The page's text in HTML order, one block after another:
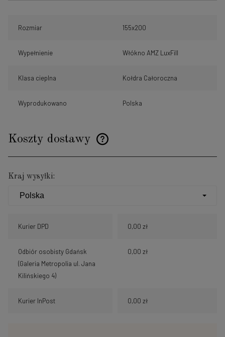
Rozmiar 155x200
Wypełnienie Włókno AMZ LuxFill
Klasa cieplna Kołdra Całoroczna
Wyprodukowano Polska
Koszty dostawy
Cena nie zawiera ewentualnych kosztów płatności
Kraj wysyłki:
Kurier DPD 0,00 zł
Odbiór osobisty Gdańsk
(Galeria Metropolia ul. Jana
Kilińskiego 4)
0,00 zł
Kurier InPost 0,00 zł